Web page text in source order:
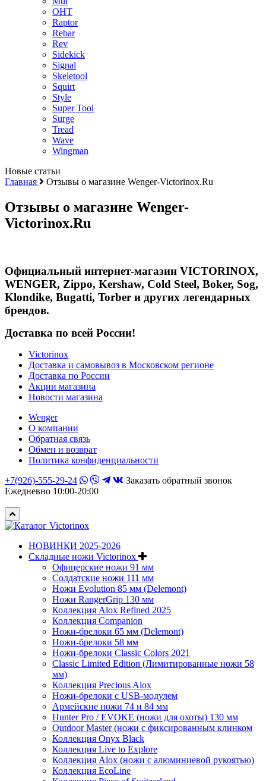
OHT
Raptor
Rebar
Rev
Sidekick
Signal
Skeletool
Squirt
Style
Super Tool
Surge
Tread
Wave
Wingman
Новые статьи
Главная
Отзывы о магазине Wenger-Victorinox.Ru
Отзывы о магазине Wenger-
Victorinox.Ru
Официальный интернет-магазин VICTORINOX,
WENGER, Zippo, Kershaw, Cold Steel, Boker, Sog,
Klondike, Bugatti, Torber и других легендарных
брендов.
Доставка по всей России!
Victorinox
Доставка и самовывоз в Московском регионе
Доставка по России
Акции магазина
Новости магазина
Wenger
О компании
Обратная связь
Обмен и возврат
Политика конфиденциальности
+7(926)-555-29-24
Заказать обратный звонок
Ежедневно 10:00-20:00
НОВИНКИ 2025-2026
Складные ножи Victorinox
Офицерские ножи 91 мм
Солдатские ножи 111 мм
Ножи Evolution 85 мм (Delemont)
Ножи RangerGrip 130 мм
Коллекция Alox Refined 2025
Коллекция Companion
Ножи-брелоки 65 мм (Delemont)
Ножи-брелоки 58 мм
Ножи-брелоки Classic Colors 2021
Classic Limited Edition (Лимитированные ножи 58
мм)
Коллекция Precious Alox
Ножи-брелоки с USB-модулем
Армейские ножи 74 и 84 мм
Hunter Pro / EVOKE (ножи для охоты) 130 мм
Outdoor Master (ножи с фиксированным клинком
Коллекция Onyx Black
Коллекция Live to Explore
Коллекция Alox (ножи с алюминиевой рукоятью)
Коллекция EcoLine